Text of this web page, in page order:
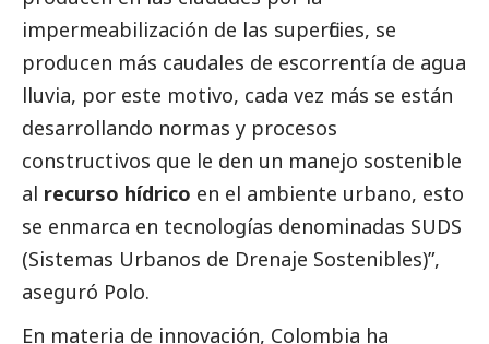
impermeabilización de las superficies, se
producen más caudales de escorrentía de agua
lluvia, por este motivo, cada vez más se están
desarrollando normas y procesos
constructivos que le den un manejo sostenible
al recurso hídrico en el ambiente urbano, esto
se enmarca en tecnologías denominadas SUDS
(Sistemas Urbanos de Drenaje Sostenibles)”,
aseguró Polo.
En materia de innovación, Colombia ha